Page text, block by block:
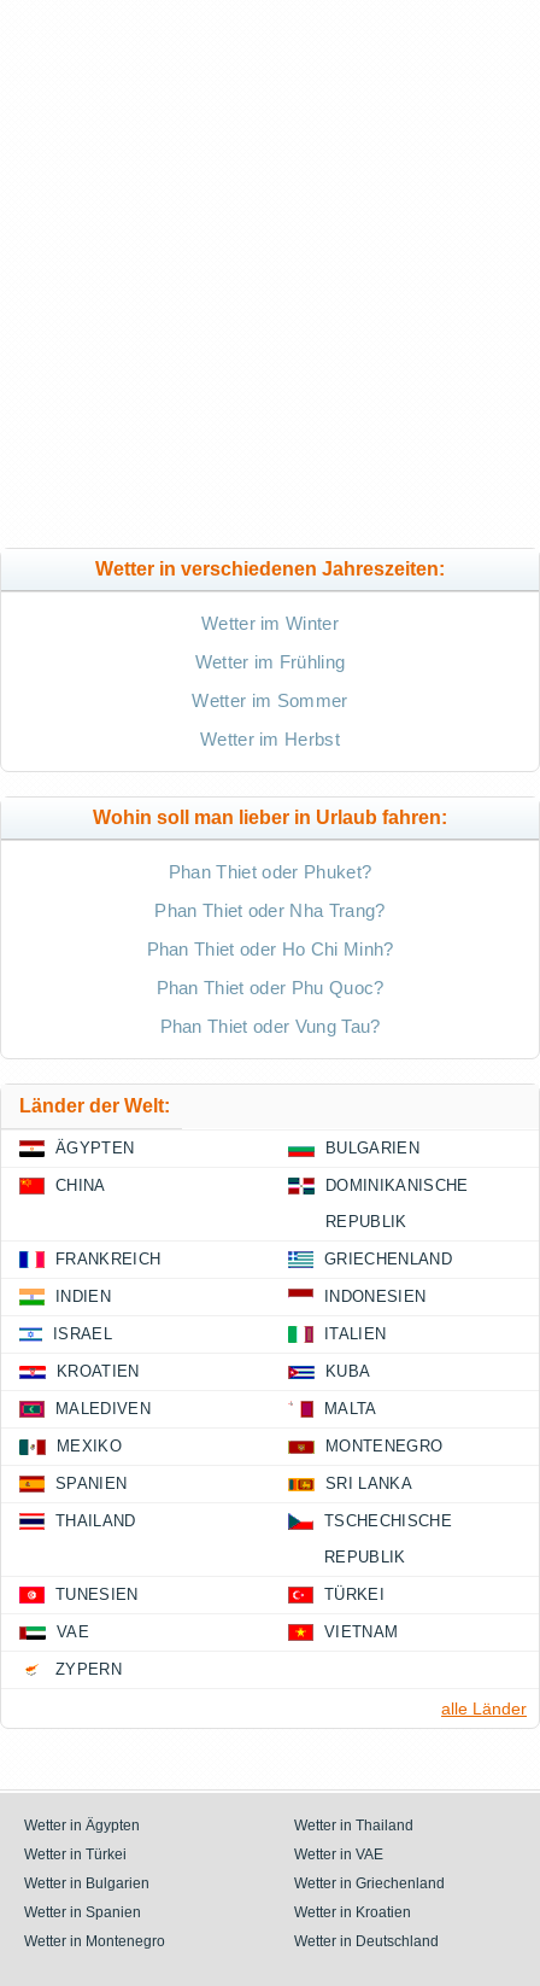
Wetter in verschiedenen Jahreszeiten:
Wetter im Winter
Wetter im Frühling
Wetter im Sommer
Wetter im Herbst
Wohin soll man lieber in Urlaub fahren:
Phan Thiet oder Phuket?
Phan Thiet oder Nha Trang?
Phan Thiet oder Ho Chi Minh?
Phan Thiet oder Phu Quoc?
Phan Thiet oder Vung Tau?
Länder der Welt:
ÄGYPTEN BULGARIEN
CHINA
DOMINIKANISCHE
REPUBLIK
FRANKREICH GRIECHENLAND
INDIEN INDONESIEN
ISRAEL ITALIEN
KROATIEN KUBA
MALEDIVEN MALTA
MEXIKO MONTENEGRO
SPANIEN SRI LANKA
THAILAND
TSCHECHISCHE
REPUBLIK
TUNESIEN TÜRKEI
VAE VIETNAM
ZYPERN
alle Länder
Wetter in Ägypten
Wetter in Thailand
Wetter in Türkei
Wetter in VAE
Wetter in Bulgarien
Wetter in Griechenland
Wetter in Spanien
Wetter in Kroatien
Wetter in Montenegro
Wetter in Deutschland